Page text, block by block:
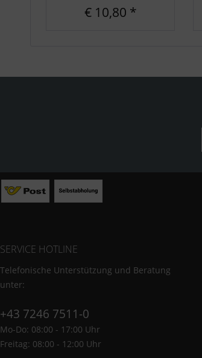
€ 10,80 *
SERVICE HOTLINE
Telefonische Unterstützung und Beratung
unter:
+43 7246 7511-0
Mo-Do: 08:00 - 17:00 Uhr
Freitag: 08:00 - 12:00 Uhr